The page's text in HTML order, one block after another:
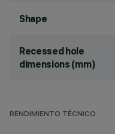
Shape
Recessed hole
dimensions (mm)
RENDIMIENTO TÉCNICO